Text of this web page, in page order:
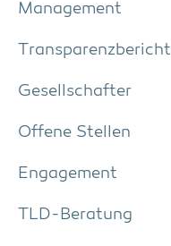
Manage­ment
Trans­pa­renz­be­richt
Gesell­schaf­ter
Offe­ne Stellen
Enga­ge­ment
TLD-Bera­tung